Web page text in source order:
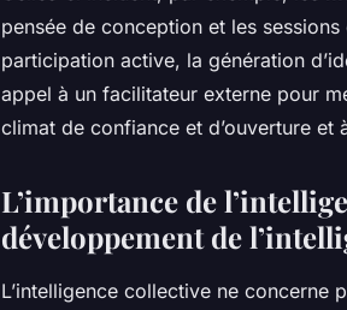
pensée de conception et les
participation active, la génération
appel à un facilitateur externe pour
climat de confiance et d’ouverture et
L’importance de
développement de
L’intelligence collective ne concerne